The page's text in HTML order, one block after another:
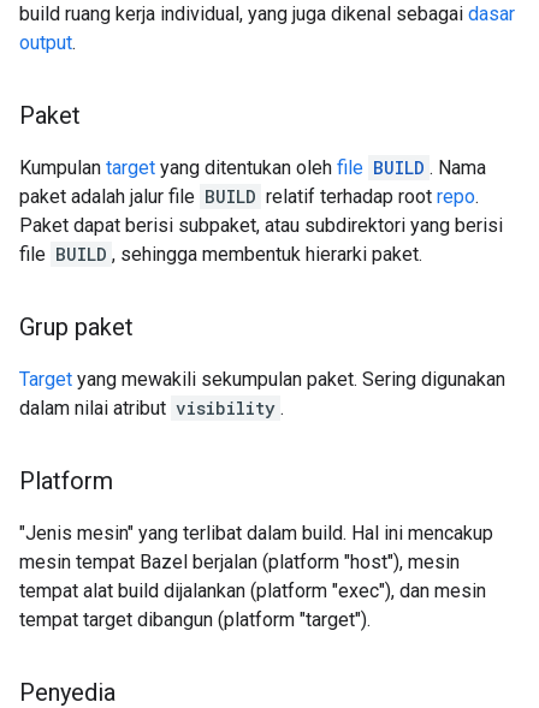
build ruang kerja individual, yang juga dikenal sebagai dasar
output.
Paket
Kumpulan target yang ditentukan oleh file BUILD . Nama
paket adalah jalur file BUILD relatif terhadap root repo.
Paket dapat berisi subpaket, atau subdirektori yang berisi
file BUILD , sehingga membentuk hierarki paket.
Grup paket
Target yang mewakili sekumpulan paket. Sering digunakan
dalam nilai atribut visibility .
Platform
"Jenis mesin" yang terlibat dalam build. Hal ini mencakup
mesin tempat Bazel berjalan (platform "host"), mesin
tempat alat build dijalankan (platform "exec"), dan mesin
tempat target dibangun (platform "target").
Penyedia